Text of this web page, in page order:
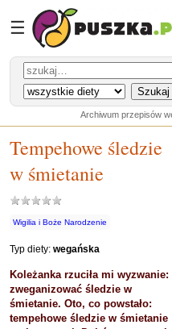
☰
Archiwum przepisów
Tempehowe śledzie
w śmietanie
Wigilia i Boże Narodzenie
Typ diety: wegańska
Koleżanka rzuciła mi wyzwanie:
zweganizować śledzie w
śmietanie. Oto, co powstało:
tempehowe śledzie w śmietanie